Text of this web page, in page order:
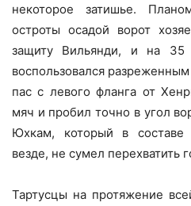
некоторое затишье.
остроты осадой ворот
защиту Вильянди, и на 35
воспользовался
пас с левого фланга от
мяч и пробил точно в угол
Юхкам, который в составе
везде, не сумел перехватить
Тартусцы на протяжение